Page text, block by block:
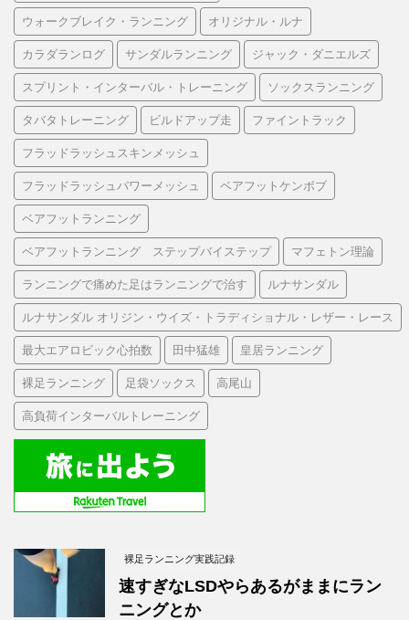
ウォークブレイク・ランニング オリジナル・ルナ
カラダランログ サンダルランニング ジャック・ダニエルズ
スプリント・インターバル・トレーニング ソックスランニング
タバタトレーニング ビルドアップ走 ファイントラック
フラッドラッシュスキンメッシュ
フラッドラッシュパワーメッシュ ベアフットケンボブ
ベアフットランニング
ベアフットランニング ステップバイステップ マフェトン理論
ランニングで痛めた足はランニングで治す ルナサンダル
ルナサンダル オリジン・ウイズ・トラディショナル・レザー・レース
最大エアロビック心拍数 田中猛雄 皇居ランニング
裸足ランニング 足袋ソックス 高尾山
高負荷インターバルトレーニング
裸足ランニング実践記録
速すぎなLSDやらあるがままにラン
ニングとか